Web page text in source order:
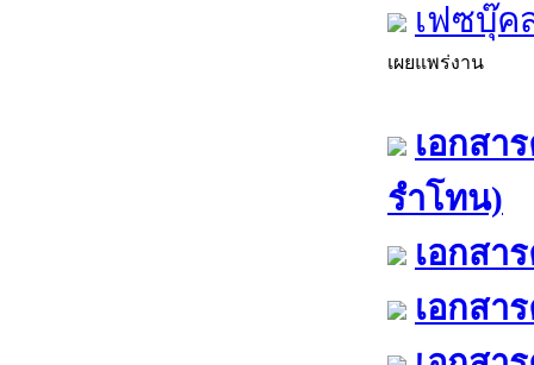
เฟซบุ๊ค
เผยแพร่งาน
เอกสา
รำโทน)
เอกสา
เอกสา